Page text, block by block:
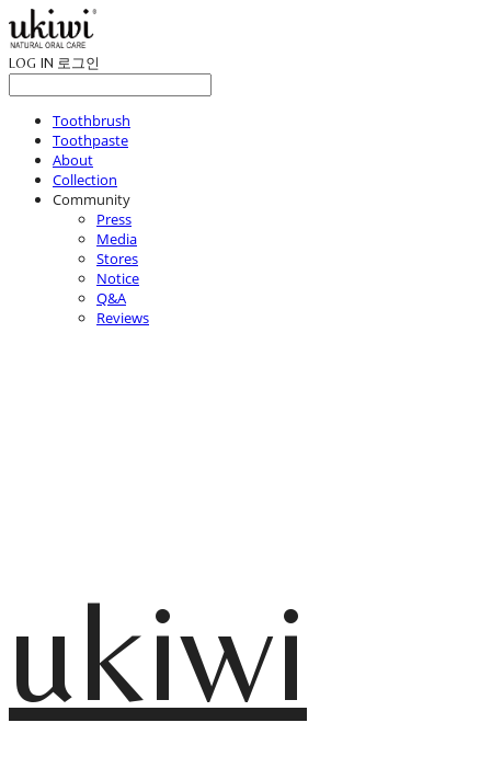
LOG IN 로그인
Toothbrush
Toothpaste
About
Collection
Community
Press
Media
Stores
Notice
Q&A
Reviews
ukiwi